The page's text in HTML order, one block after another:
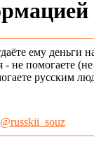
ему деньги
не помогаете
русским
@russkii_souz